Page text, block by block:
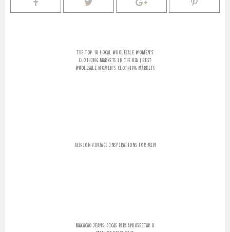
THE TOP 10 LOCAL WHOLESALE WOMEN'S
CLOTHING MARKETS IN THE USA | BEST
WHOLESALE WOMEN’S CLOTHING MARKETS
FASHION VINTAGE INSPIRATIONS FOR MEN
MACACÃO JEANS: DICAS PARA APROVEITAR O